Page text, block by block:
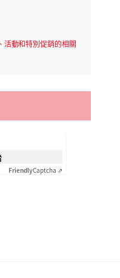
活動和特別促銷的相關
FriendlyCaptcha ⇗